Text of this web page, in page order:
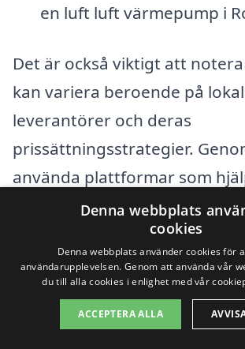
en luft luft värmepump i
Det är också viktigt att
kan variera beroende på
leverantörer och deras
prissättningsstrategier.
använda plattformar som
jämföra olika företag kan du
uppfattning om
säkerställer att du kan välja
som passar din budget och
Denna webbplats
cookies
Denna webbplats använder cookies för
användarupplevelsen. Genom att använda vår
du till alla cookies i enlighet med vår
ACCEPTERA ALLA